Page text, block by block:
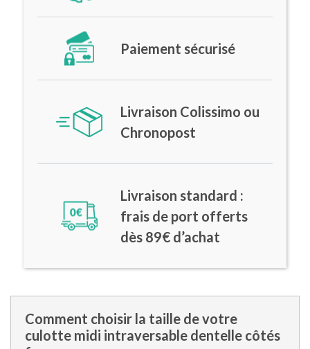
Paiement sécurisé
Livraison Colissimo ou
Chronopost
Livraison standard :
frais de port offerts
dès 89€ d’achat
Comment choisir la taille de votre
culotte midi intraversable dentelle côtés